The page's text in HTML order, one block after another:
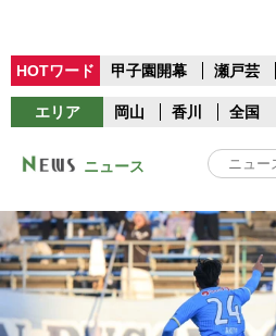
HOTワード 甲子園開幕 瀬戸芸
エリア 岡山 香川 全国
ニュース